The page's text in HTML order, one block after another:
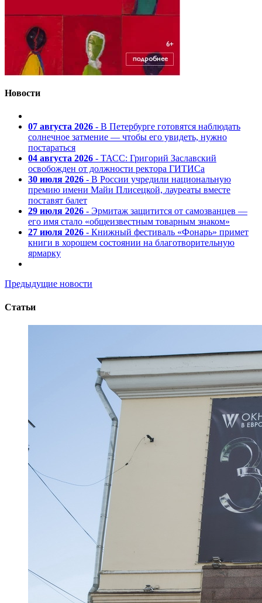
Новости
07 августа 2026 - В Петербурге готовятся наблюдать
солнечное затмение — чтобы его увидеть, нужно
постараться
04 августа 2026 - ТАСС: Григорий Заславский
освобожден от должности ректора ГИТИСа
30 июля 2026 - В России учредили национальную
премию имени Майи Плисецкой, лауреаты вместе
поставят балет
29 июля 2026 - Эрмитаж защитится от самозванцев —
его имя стало «общеизвестным товарным знаком»
27 июля 2026 - Книжный фестиваль «Фонарь» примет
книги в хорошем состоянии на благотворительную
ярмарку
Предыдущие новости
Статьи